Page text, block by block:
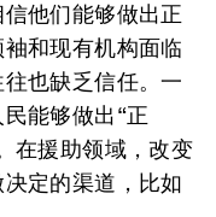
他们能够做出正
和现有机构面临
也缺乏信任。一
能够做出“正
在援助领域，改变
定的渠道，比如